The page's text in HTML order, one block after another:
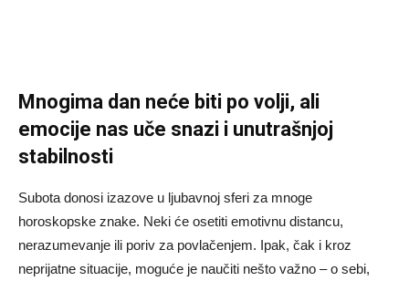
Mnogima dan neće biti po volji, ali
emocije nas uče snazi i unutrašnjoj
stabilnosti
Subota donosi izazove u ljubavnoj sferi za mnoge
horoskopske znake. Neki će osetiti emotivnu distancu,
nerazumevanje ili poriv za povlačenjem. Ipak, čak i kroz
neprijatne situacije, moguće je naučiti nešto važno – o sebi,